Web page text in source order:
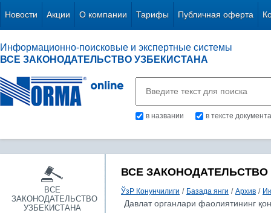
Новости Акции О компании Тарифы Публичная оферта
Информационно-поисковые и экспертные системы
ВСЕ ЗАКОНОДАТЕЛЬСТВО УЗБЕКИСТАНА
в названии в тексте документа
ВСЕ
ЗАКОНОДАТЕЛЬСТВО
УЗБЕКИСТАНА
ВСЕ ЗАКОНОДАТЕЛЬСТВО
ЎзР Конунчилиги / Базада янги / Архив /
Давлат органлари фаолиятининг